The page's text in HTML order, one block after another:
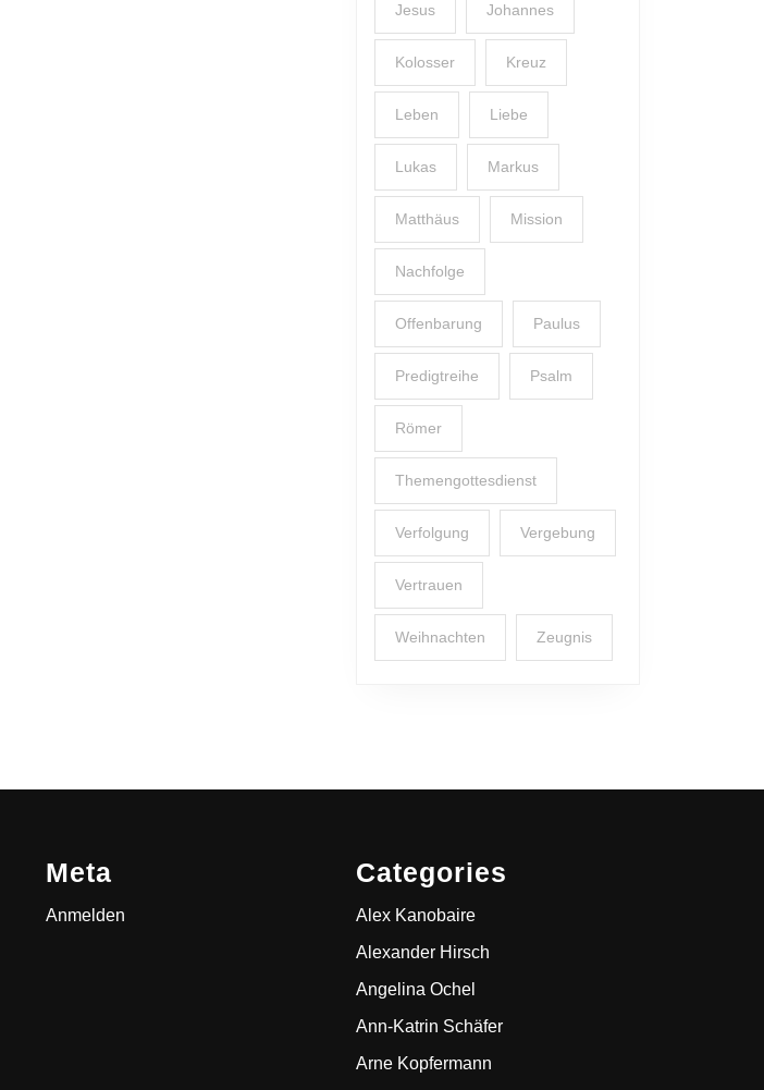
Jesus Johannes
Kolosser Kreuz
Leben Liebe
Lukas Markus
Matthäus Mission
Nachfolge
Offenbarung Paulus
Predigtreihe Psalm
Römer
Themengottesdienst
Verfolgung Vergebung
Vertrauen
Weihnachten Zeugnis
Meta
Anmelden
Categories
Alex Kanobaire
Alexander Hirsch
Angelina Ochel
Ann-Katrin Schäfer
Arne Kopfermann